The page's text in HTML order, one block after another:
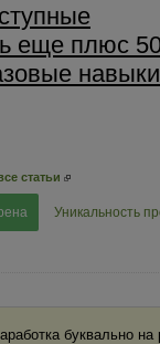
еще плюс
статьи
Уникальность
буквально